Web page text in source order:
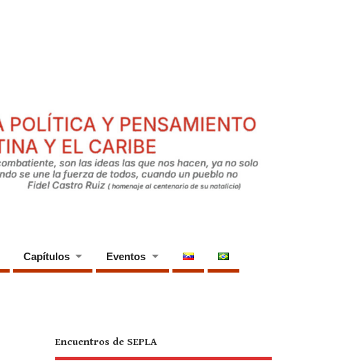
Capítulos Eventos
Encuentros de SEPLA